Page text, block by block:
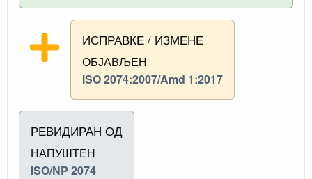
ИСПРАВКЕ / ИЗМЕНЕ
ОБЈАВЉЕН
ISO 2074:2007/Amd 1:2017
РЕВИДИРАН ОД
НАПУШТЕН
ISO/NP 2074